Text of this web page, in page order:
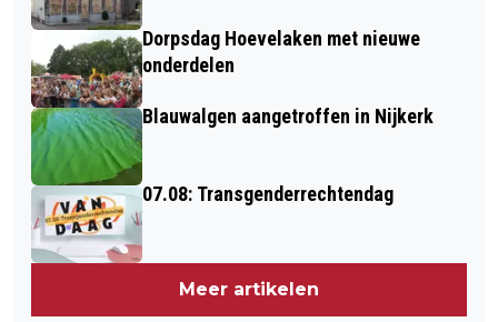
Dorpsdag Hoevelaken met nieuwe
onderdelen
Blauwalgen aangetroffen in Nijkerk
07.08: Transgenderrechtendag
Meer artikelen